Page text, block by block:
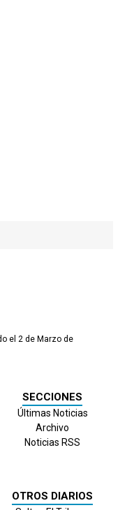
el 2 de Marzo de
SECCIONES
Últimas Noticias
Archivo
Noticias RSS
OTROS DIARIOS